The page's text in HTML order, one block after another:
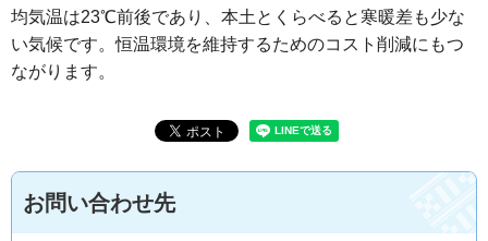
均気温は23℃前後であり、本土とくらべると寒暖差も少な
い気候です。恒温環境を維持するためのコスト削減にもつ
ながります。
お問い合わせ先